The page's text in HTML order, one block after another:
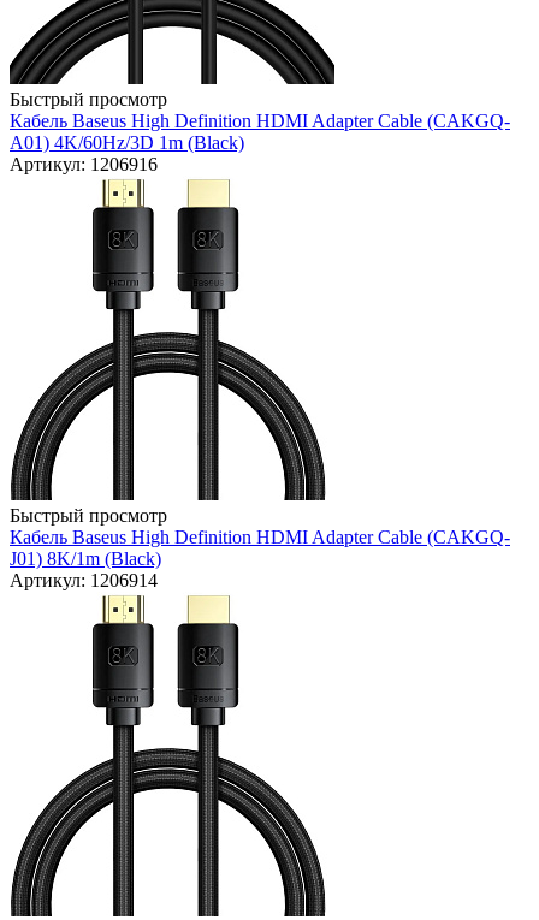
Быстрый просмотр
Кабель Baseus High Definition HDMI Adapter Cable (CAKGQ-
A01) 4K/60Hz/3D 1m (Black)
Артикул: 1206916
Быстрый просмотр
Кабель Baseus High Definition HDMI Adapter Cable (CAKGQ-
J01) 8K/1m (Black)
Артикул: 1206914